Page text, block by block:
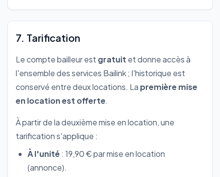
7. Tarification
Le compte bailleur est gratuit et donne accès à
l'ensemble des services Bailink ; l'historique est
conservé entre deux locations. La première mise
en location est offerte.
À partir de la deuxième mise en location, une
tarification s'applique :
À l'unité : 19,90 € par mise en location
(annonce).